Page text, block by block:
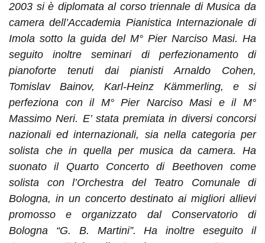
2003 si è diplomata al corso triennale di Musica da
camera dell’Accademia Pianistica Internazionale di
Imola sotto la guida del M° Pier Narciso Masi. Ha
seguito inoltre seminari di perfezionamento di
pianoforte tenuti dai pianisti Arnaldo Cohen,
Tomislav Bainov, Karl-Heinz Kämmerling, e si
perfeziona con il M° Pier Narciso Masi e il M°
Massimo Neri. E’ stata premiata in diversi concorsi
nazionali ed internazionali, sia nella categoria per
solista che in quella per musica da camera. Ha
suonato il Quarto Concerto di Beethoven come
solista con l’Orchestra del Teatro Comunale di
Bologna, in un concerto destinato ai migliori allievi
promosso e organizzato dal Conservatorio di
Bologna “G. B. Martini”. Ha inoltre eseguito il